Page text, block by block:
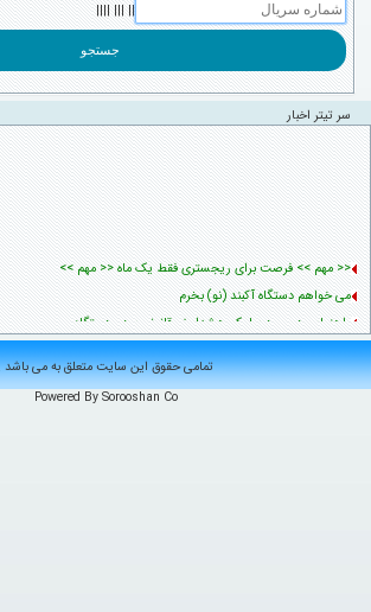
|| ||| ||||
سر تیتر اخبار
<< مهم >> فرصت برای ریجستری فقط یک ماه << مهم >>
می خواهم دستگاه آکبند (نو) بخرم
راهنمایی در مورد پیامک هشدار غیرقانونی بودن دستگاه
آموزش استعلام اصالت دستگاه
آموزش فعال سازی دستگاه تمامی حقوق این سایت متعلق به می باشد .
Powered By Sorooshan Co